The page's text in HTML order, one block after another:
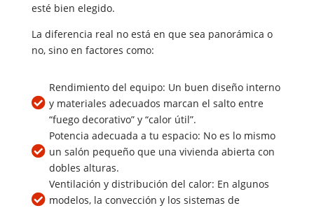
esté bien elegido.
La diferencia real no está en que sea panorámica o
no, sino en factores como:

Rendimiento del equipo: Un buen diseño interno
y materiales adecuados marcan el salto entre
“fuego decorativo” y “calor útil”.

Potencia adecuada a tu espacio: No es lo mismo
un salón pequeño que una vivienda abierta con
dobles alturas.

Ventilación y distribución del calor: En algunos
modelos, la convección y los sistemas de